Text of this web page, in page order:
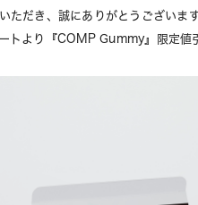
ただき、誠にありがとうございます
トより『COMP Gummy』限定値